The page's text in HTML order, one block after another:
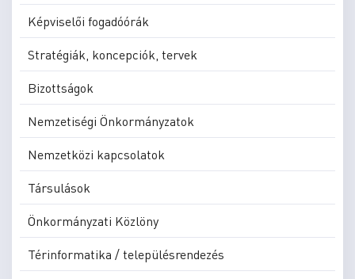
Képviselői fogadóórák
Stratégiák, koncepciók, tervek
Bizottságok
Nemzetiségi Önkormányzatok
Nemzetközi kapcsolatok
Társulások
Önkormányzati Közlöny
Térinformatika / településrendezés